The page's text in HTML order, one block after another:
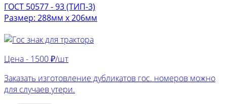
ГОСТ 50577 - 93 (ТИП-3)
Размер: 288мм х 206мм
Цена - 1500 ₽/шт
Заказать изготовление дубликатов гос. номеров можно
для случаев утери.